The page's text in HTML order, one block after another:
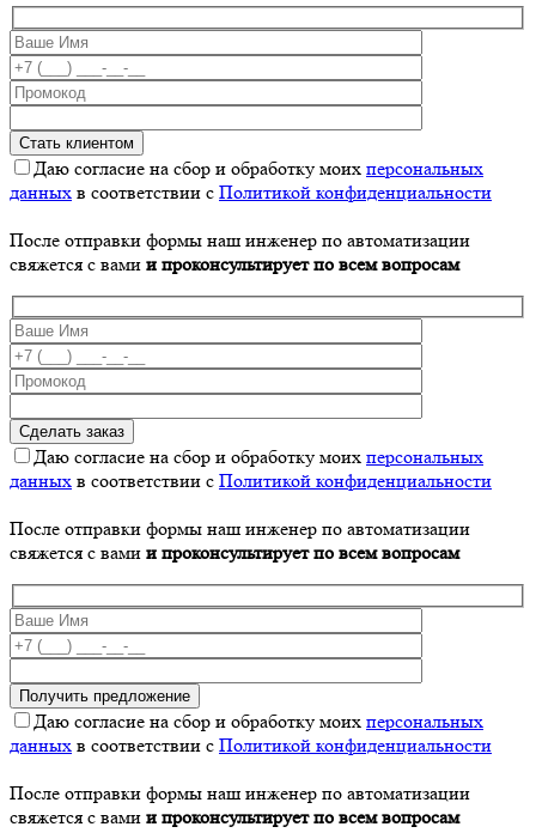
Даю согласие на сбор и обработку моих персональных
данных в соответствии с Политикой конфиденциальности
После отправки формы наш инженер по автоматизации
свяжется с вами и проконсультирует по всем вопросам
Даю согласие на сбор и обработку моих персональных
данных в соответствии с Политикой конфиденциальности
После отправки формы наш инженер по автоматизации
свяжется с вами и проконсультирует по всем вопросам
Даю согласие на сбор и обработку моих персональных
данных в соответствии с Политикой конфиденциальности
После отправки формы наш инженер по автоматизации
свяжется с вами и проконсультирует по всем вопросам